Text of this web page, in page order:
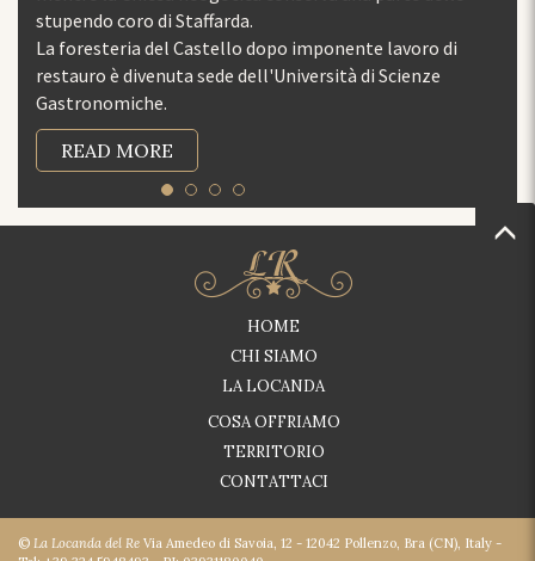
HOME
CHI SIAMO
LA LOCANDA
COSA OFFRIAMO
TERRITORIO
CONTATTACI
© La Locanda del Re Via Amedeo di Savoia, 12 - 12042 Pollenzo, Bra (CN), Italy -